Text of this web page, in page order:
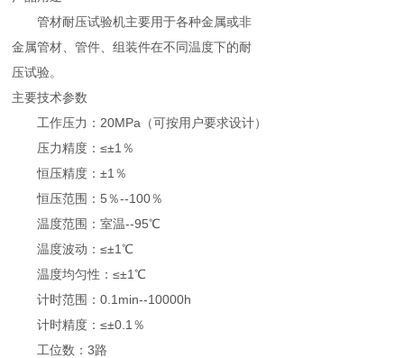
管材耐压试验机主要用于各种金属或非
金属管材、管件、组装件在不同温度下的耐
压试验。
主要技术参数
工作压力：20MPa（可按用户要求设计）
压力精度：≤±1％
恒压精度：±1％
恒压范围：5％--100％
温度范围：室温--95℃
温度波动：≤±1℃
温度均匀性：≤±1℃
计时范围：0.1min--10000h
计时精度：≤±0.1％
工位数：3路